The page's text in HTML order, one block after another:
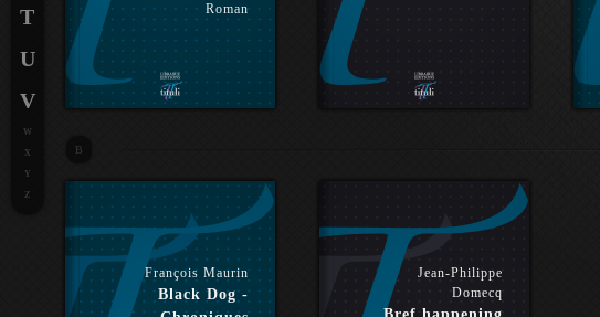
Roman
B
François Maurin
Black Dog -
Jean-Philippe
Domecq
T
U
V
W
X
Y
Z